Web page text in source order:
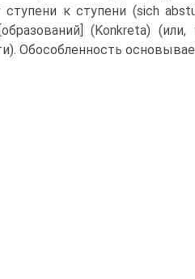
ступени к ступени (sich
(Konkreta)
Обособленность